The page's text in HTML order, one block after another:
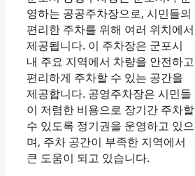
영하는 공공주차장으로, 시민들의
편리한 주차를 위해 여러 위치에서
제공됩니다. 이 주차장은 군포시
내 주요 지역에서 차량을 안전하고
편리하게 주차할 수 있는 공간을
제공합니다. 공영주차장은 시민들
이 저렴한 비용으로 장기간 주차할
수 있도록 정기권을 운영하고 있으
며, 주차 공간이 부족한 지역에서
큰 도움이 되고 있습니다.